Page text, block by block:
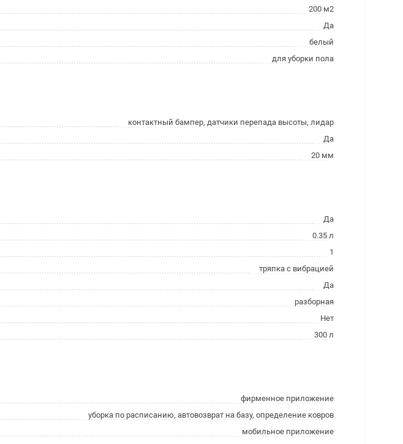
200 м2
Да
белый
для уборки пола
контактный бампер, датчики перепада высоты, лидар
Да
20 мм
Да
0.35 л
1
тряпка с вибрацией
Да
разборная
Нет
300 л
фирменное приложение
уборка по расписанию, автовозврат на базу, определение ковров
мобильное приложение